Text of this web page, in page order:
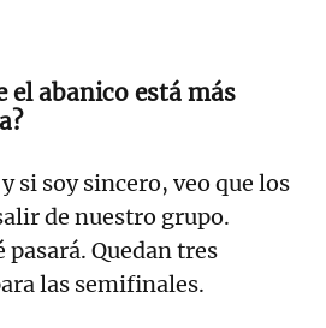
el abanico está más
si soy sincero, veo que los
de nuestro grupo.
pasará. Quedan tres
las semifinales.